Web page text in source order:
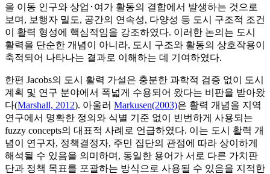
을 이동 인구와 상업･여가 활동의 결합에서 발생하는 것으로
보며, 보행자 밀도, 공간의 연속성, 다양성 등 도시 구조적 조건
이 활력 형성에 핵심적임을 강조하였다. 이러한 논의는 도시
활력을 단순한 개념이 아니라, 도시 구조와 활동의 상호작용이
축적되어 나타나는 결과로 이해하는 데 기여하였다.
한편 Jacobs의 도시 활력 가설은 충분한 과학적 검증 없이 도시
계획 및 연구 분야에서 폭넓게 수용되어 왔다는 비판을 받아왔
다(Marshall, 2012). 아울러 Markusen(2003)은 활력 개념을 지역
연구에서 명확한 정의와 식별 기준 없이 빈번하게 사용되는
fuzzy concepts의 대표적 사례로 언급하였다. 이는 도시 활력 개
념이 연구자, 정책결정자, 주민 집단의 관점에 따라 상이하게
해석될 수 있음을 의미하며, 동일한 용어가 서로 다른 가치판
단과 정책 목표를 포괄하는 방식으로 사용될 수 있음을 지적한